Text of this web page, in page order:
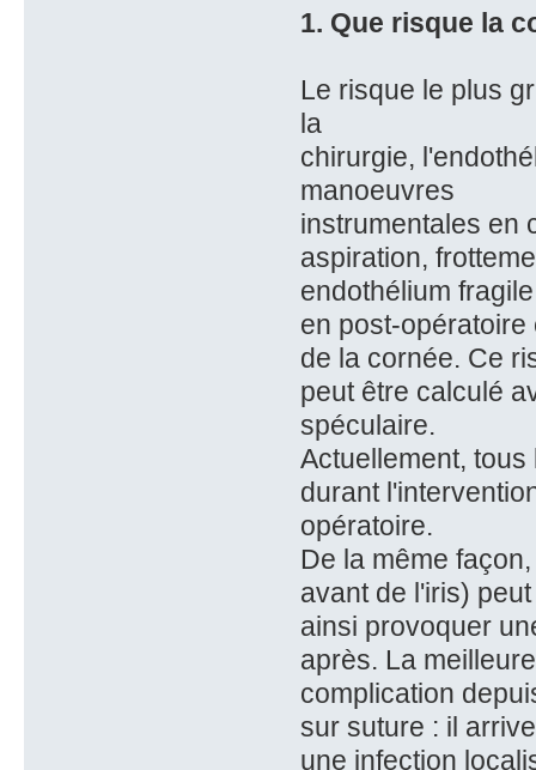
1. Que risque la
Le risque le plus
la
chirurgie,
manoeuvres
instrumentales en
aspiration,
endothélium
en post-
de la cornée. Ce
peut être calculé
spéculaire.
Actuellement,
durant
opératoire.
De la même
avant de l'iris)
ainsi provoquer
après. La
complication
sur suture : il
une infection